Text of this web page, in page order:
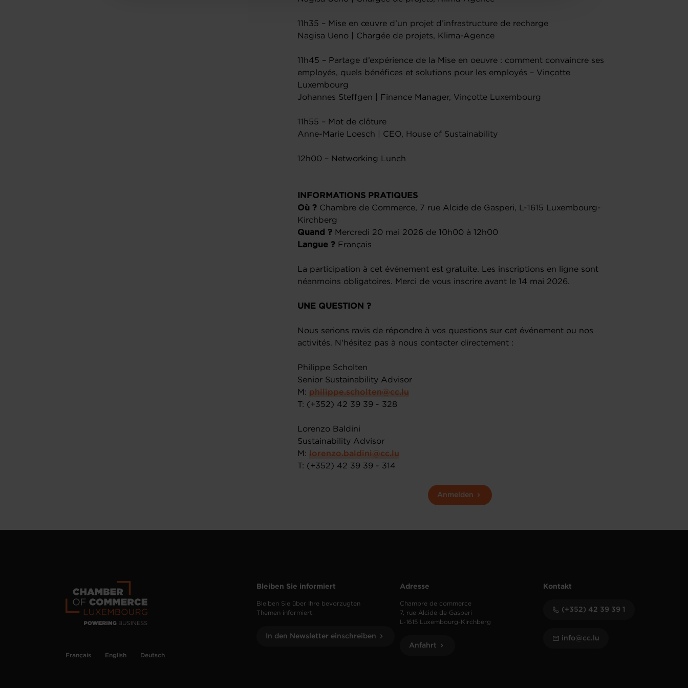
11h35 – Mise en œuvre d’un projet d’infrastructure de recharge
Nagisa Ueno | Chargée de projets, Klima-Agence
11h45 – Partage d’expérience de la Mise en oeuvre : comment convaincre ses
employés, quels bénéfices et solutions pour les employés – Vinçotte
Luxembourg
Johannes Steffgen | Finance Manager, Vinçotte Luxembourg
11h55 – Mot de clôture
Anne-Marie Loesch | CEO, House of Sustainability
12h00 – Networking Lunch
INFORMATIONS PRATIQUES
Où ? Chambre de Commerce, 7 rue Alcide de Gasperi, L-1615 Luxembourg-
Kirchberg
Quand ? Mercredi 20 mai 2026 de 10h00 à 12h00
Langue ? Français
La participation à cet événement est gratuite. Les inscriptions en ligne sont
néanmoins obligatoires. Merci de vous inscrire avant le 14 mai 2026.
UNE QUESTION ?
Nous serions ravis de répondre à vos questions sur cet événement ou nos
activités. N'hésitez pas à nous contacter directement :
Philippe Scholten
Senior Sustainability Advisor
M: philippe.scholten@cc.lu
T: (+352) 42 39 39 - 328
Lorenzo Baldini
Sustainability Advisor
M:
lorenzo.baldini@cc.lu
T: (+352) 42 39 39 - 314
Anmelden
Français English Deutsch
Bleiben Sie informiert
Bleiben Sie über Ihre bevorzugten
Themen informiert.
In den Newsletter einschreiben
Adresse
Chambre de commerce
7, rue Alcide de Gasperi
L-1615 Luxembourg-Kirchberg
Anfahrt
Kontakt
(+352) 42 39 39 1
info@cc.lu